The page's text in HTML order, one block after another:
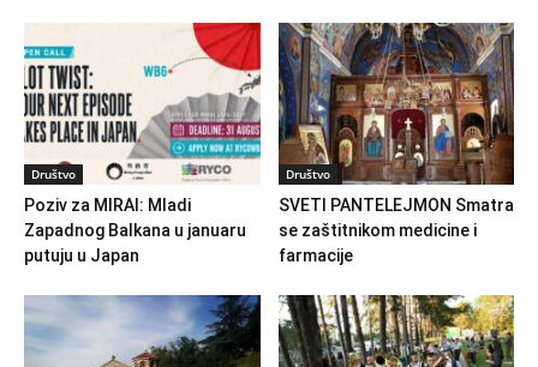
Društvo
Poziv za MIRAI: Mladi
Zapadnog Balkana u januaru
putuju u Japan
Društvo
SVETI PANTELEJMON Smatra
se zaštitnikom medicine i
farmacije